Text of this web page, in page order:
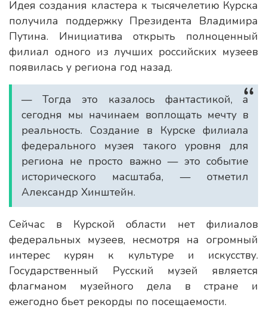
Идея создания кластера к тысячелетию Курска
получила поддержку Президента Владимира
Путина. Инициатива открыть полноценный
филиал одного из лучших российских музеев
появилась у региона год назад.
— Тогда это казалось фантастикой, а
сегодня мы начинаем воплощать мечту в
реальность. Создание в Курске филиала
федерального музея такого уровня для
региона не просто важно — это событие
исторического масштаба, — отметил
Александр Хинштейн.
Сейчас в Курской области нет филиалов
федеральных музеев, несмотря на огромный
интерес курян к культуре и искусству.
Государственный Русский музей является
флагманом музейного дела в стране и
ежегодно бьет рекорды по посещаемости.